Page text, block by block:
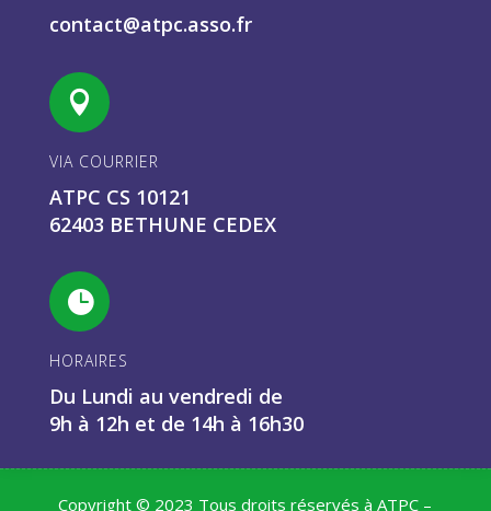
contact@atpc.asso.fr

VIA COURRIER
ATPC CS 10121
62403 BETHUNE CEDEX

HORAIRES
Du Lundi au vendredi de
9h à 12h et de 14h à 16h30
Copyright © 2023 Tous droits réservés à ATPC –